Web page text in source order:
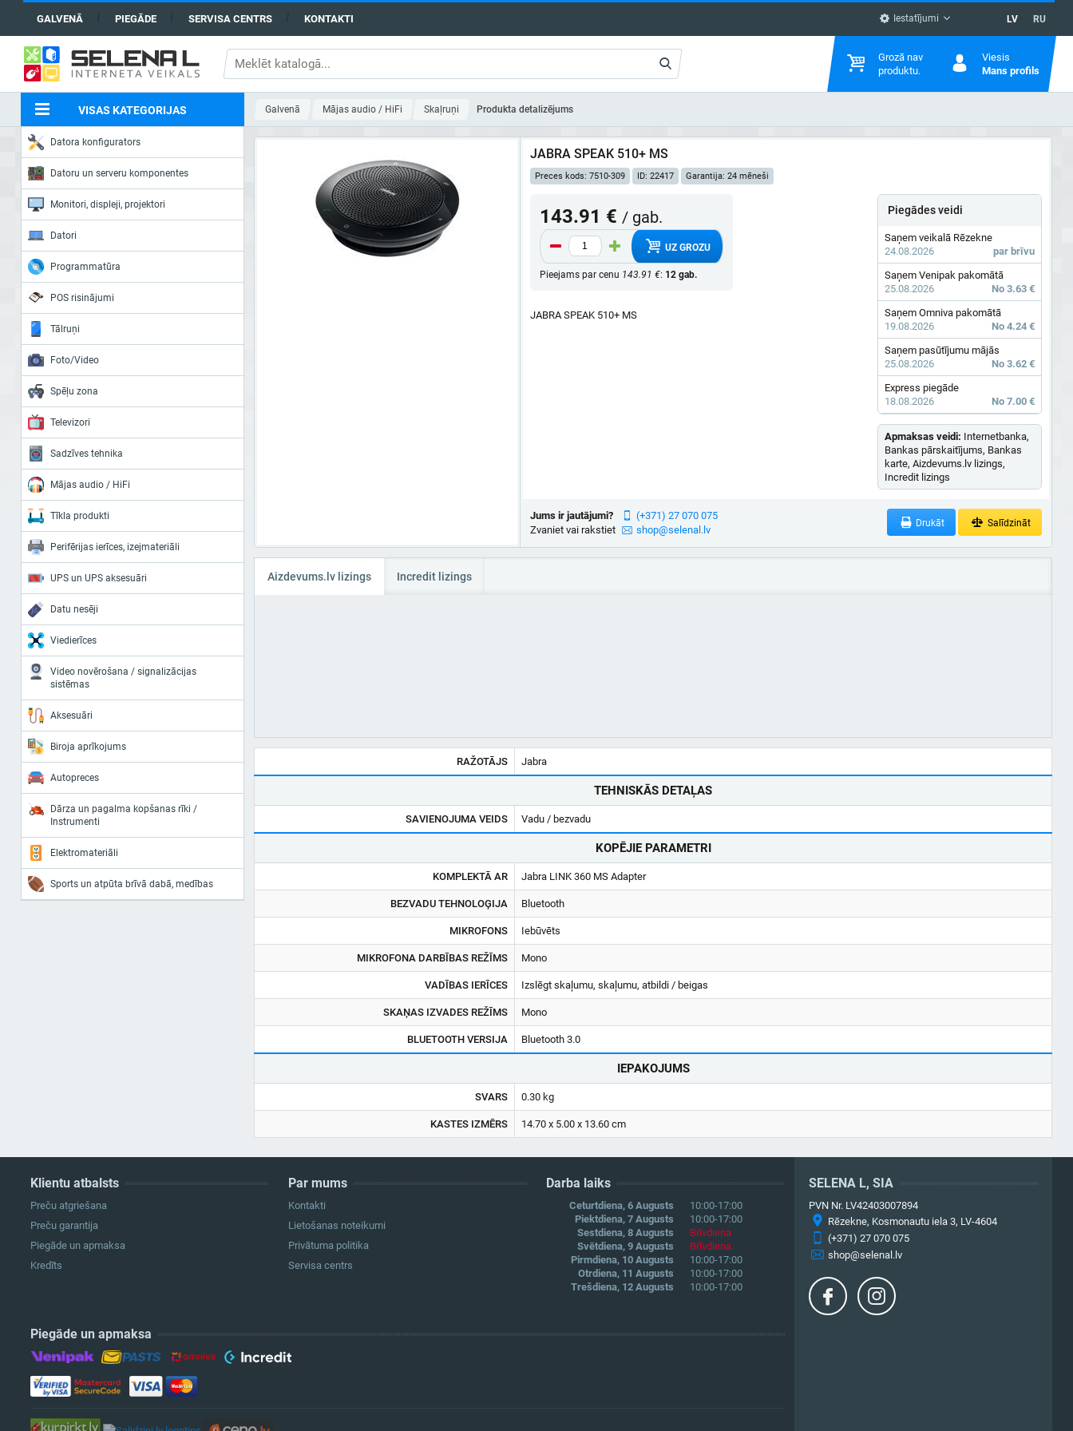
GALVENĀ PIEGĀDE SERVISA CENTRS KONTAKTI Iestatījumi LV RU
Grozā nav
produktu.
Viesis
Mans profils
VISAS KATEGORIJAS Galvenā Mājas audio / HiFi Skaļruņi Produkta detalizējums
Datora konfigurators
Datoru un serveru komponentes
Monitori, displeji, projektori
Datori
Programmatūra
POS risinājumi
Tālruņi
Foto/Video
Spēļu zona
Televizori
Sadzīves tehnika
Mājas audio / HiFi
Tīkla produkti
Perifērijas ierīces, izejmateriāli
UPS un UPS aksesuāri
Datu nesēji
Viedierīces
Video novērošana / signalizācijas
sistēmas
Aksesuāri
Biroja aprīkojums
Autopreces
Dārza un pagalma kopšanas rīki /
Instrumenti
Elektromateriāli
Sports un atpūta brīvā dabā, medības
JABRA SPEAK 510+ MS
Preces kods: 7510-309 ID: 22417 Garantija: 24 mēneši
143.91 € / gab.
UZ GROZU
Pieejams par cenu 143.91 €: 12 gab.
JABRA SPEAK 510+ MS
Piegādes veidi
Saņem veikalā Rēzekne
24.08.2026
par brīvu
Saņem Venipak pakomātā
25.08.2026
No 3.63 €
Saņem Omniva pakomātā
19.08.2026
No 4.24 €
Saņem pasūtījumu mājās
25.08.2026
No 3.62 €
Express piegāde
18.08.2026
No 7.00 €
Apmaksas veidi: Internetbanka,
Bankas pārskaitījums, Bankas
karte, Aizdevums.lv lizings,
Incredit lizings
Jums ir jautājumi?
Zvaniet vai rakstiet
(+371) 27 070 075
shop@selenal.lv
Drukāt Salīdzināt
Aizdevums.lv lizings Incredit lizings
RAŽOTĀJS Jabra
TEHNISKĀS DETAĻAS
SAVIENOJUMA VEIDS Vadu / bezvadu
KOPĒJIE PARAMETRI
KOMPLEKTĀ AR Jabra LINK 360 MS Adapter
BEZVADU TEHNOLOĢIJA Bluetooth
MIKROFONS Iebūvēts
MIKROFONA DARBĪBAS REŽĪMS Mono
VADĪBAS IERĪCES Izslēgt skaļumu, skaļumu, atbildi / beigas
SKAŅAS IZVADES REŽĪMS Mono
BLUETOOTH VERSIJA Bluetooth 3.0
IEPAKOJUMS
SVARS 0.30 kg
KASTES IZMĒRS 14.70 x 5.00 x 13.60 cm
Klientu atbalsts
Preču atgriešana
Preču garantija
Piegāde un apmaksa
Kredīts
Par mums
Kontakti
Lietošanas noteikumi
Privātuma politika
Servisa centrs
Darba laiks
Ceturtdiena, 6 Augusts
10:00-17:00
Piektdiena, 7 Augusts
10:00-17:00
Sestdiena, 8 Augusts
Brīvdiena
Svētdiena, 9 Augusts
Brīvdiena
Pirmdiena, 10 Augusts
10:00-17:00
Otrdiena, 11 Augusts
10:00-17:00
Trešdiena, 12 Augusts
10:00-17:00
Piegāde un apmaksa
SELENA L, SIA
PVN Nr. LV42403007894
Rēzekne, Kosmonautu iela 3, LV-4604
(+371) 27 070 075
shop@selenal.lv